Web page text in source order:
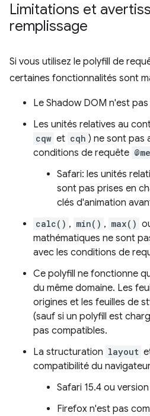
Limitations et
remplissage
Si vous utilisez le polyfill de
certaines fonctionnalités sont
Le Shadow DOM n'est
Les unités relatives au
cqw et cqh ) ne sont pas
conditions de requête
Safari: les unités
sont pas prises en
clés d'animation
calc() , min() , max()
mathématiques ne sont
avec les conditions de
Ce polyfill ne fonctionne
du même domaine. Les
origines et les feuilles de
(sauf si un polyfill est
pas compatibles.
La structuration layout
compatibilité du
Safari 15.4 ou
Firefox n'est pas